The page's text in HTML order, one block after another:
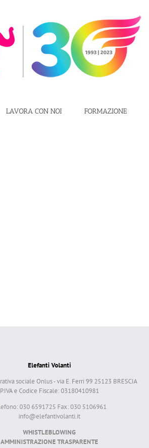
LAVORA CON NOI FORMAZIONE
Elefanti Volanti
sociale Onlus - via E. Ferri 99 25123 BRESCIA
P.IVA e Codice Fiscale: 03180410981
030 6591725 Fax: 030 5106961
info@elefantivolanti.it
WHISTLEBLOWING
AMMINISTRAZIONE TRASPARENTE